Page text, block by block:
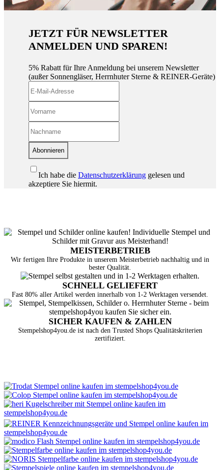
JETZT FÜR NEWSLETTER
ANMELDEN UND SPAREN!
5% Rabatt für Ihre Anmeldung bei unserem Newsletter
(außer Sonnengläser, Herrnhuter Sterne & REINER-Geräte)
Abonnieren
Ich habe die Datenschutzerklärung gelesen und
akzeptiere Sie hiermit.
MEISTERBETRIEB
Wir fertigen Ihre Produkte in unserem Meisterbetrieb nachhaltig und in
bester Qualität.
SCHNELL GELIEFERT
Fast 80% aller Artikel werden innerhalb von 1-2 Werktagen versendet.
SICHER KAUFEN & ZAHLEN
Stempelshop4you.de ist nach den Trusted Shops Qualitätskriterien
zertifiziert.